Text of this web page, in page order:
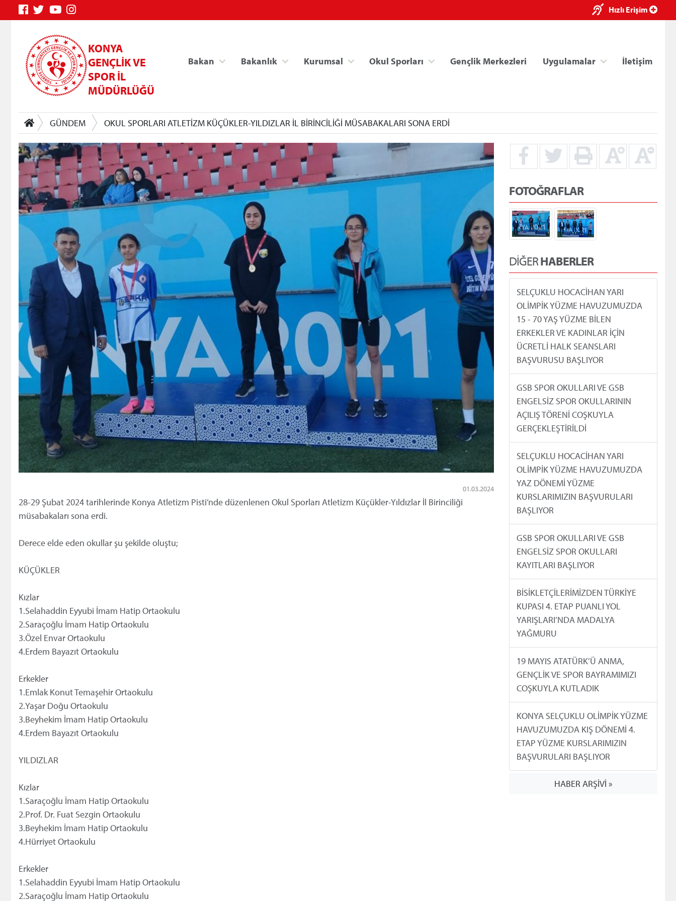
Hızlı Erişim
KONYA
GENÇLİK VE
SPOR İL
MÜDÜRLÜĞÜ
Bakan Bakanlık Kurumsal Okul Sporları Gençlik Merkezleri Uygulamalar İletişim
GÜNDEM OKUL SPORLARI ATLETİZM KÜÇÜKLER-YILDIZLAR İL BİRİNCİLİĞİ MÜSABAKALARI SONA ERDİ
01.03.2024
28-29 Şubat 2024 tarihlerinde Konya Atletizm Pisti’nde düzenlenen Okul Sporları Atletizm Küçükler-Yıldızlar İl Birinciliği
müsabakaları sona erdi.
Derece elde eden okullar şu şekilde oluştu;
KÜÇÜKLER
Kızlar
1.Selahaddin Eyyubi İmam Hatip Ortaokulu
2.Saraçoğlu İmam Hatip Ortaokulu
3.Özel Envar Ortaokulu
4.Erdem Bayazıt Ortaokulu
Erkekler
1.Emlak Konut Temaşehir Ortaokulu
2.Yaşar Doğu Ortaokulu
3.Beyhekim İmam Hatip Ortaokulu
4.Erdem Bayazıt Ortaokulu
YILDIZLAR
Kızlar
1.Saraçoğlu İmam Hatip Ortaokulu
2.Prof. Dr. Fuat Sezgin Ortaokulu
3.Beyhekim İmam Hatip Ortaokulu
4.Hürriyet Ortaokulu
Erkekler
1.Selahaddin Eyyubi İmam Hatip Ortaokulu
2.Saraçoğlu İmam Hatip Ortaokulu
FOTOĞRAFLAR
DİĞERHABERLER
SELÇUKLU HOCACİHAN YARI
OLİMPİK YÜZME HAVUZUMUZDA
15 - 70 YAŞ YÜZME BİLEN
ERKEKLER VE KADINLAR İÇİN
ÜCRETLİ HALK SEANSLARI
BAŞVURUSU BAŞLIYOR
GSB SPOR OKULLARI VE GSB
ENGELSİZ SPOR OKULLARININ
AÇILIŞ TÖRENİ COŞKUYLA
GERÇEKLEŞTİRİLDİ
SELÇUKLU HOCACİHAN YARI
OLİMPİK YÜZME HAVUZUMUZDA
YAZ DÖNEMİ YÜZME
KURSLARIMIZIN BAŞVURULARI
BAŞLIYOR
GSB SPOR OKULLARI VE GSB
ENGELSİZ SPOR OKULLARI
KAYITLARI BAŞLIYOR
BİSİKLETÇİLERİMİZDEN TÜRKİYE
KUPASI 4. ETAP PUANLI YOL
YARIŞLARI’NDA MADALYA
YAĞMURU
19 MAYIS ATATÜRK’Ü ANMA,
GENÇLİK VE SPOR BAYRAMIMIZI
COŞKUYLA KUTLADIK
KONYA SELÇUKLU OLİMPİK YÜZME
HAVUZUMUZDA KIŞ DÖNEMİ 4.
ETAP YÜZME KURSLARIMIZIN
BAŞVURULARI BAŞLIYOR
HABER ARŞİVİ »
×
Genç Bilgi Sistemi Spor Bilgi Sistemi Kredi/Yurt İşlemleri